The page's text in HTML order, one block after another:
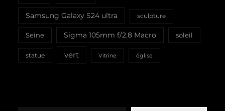
Samsung Galaxy S24 ultra sculpture
Seine Sigma 105mm f/2.8 Macro soleil
statue vert Vitrine église